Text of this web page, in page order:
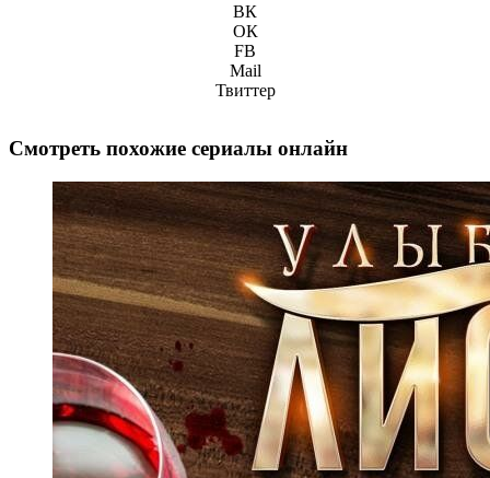
ВК
ОК
FB
Mail
Твиттер
Смотреть похожие сериалы онлайн